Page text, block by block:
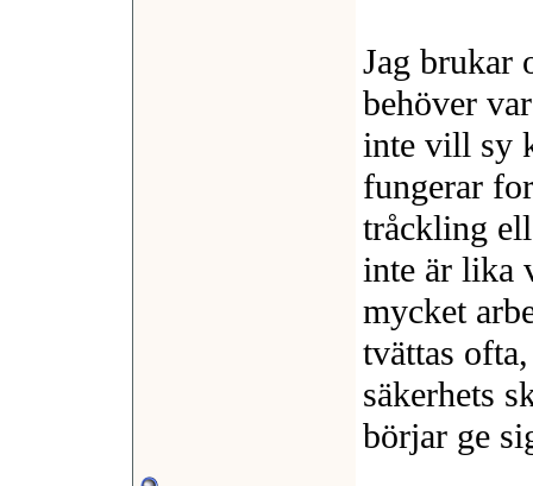
Jag brukar
behöver
inte vill sy
fungerar
tråckling
inte är lika
mycket
tvättas
säkerhets
börjar ge